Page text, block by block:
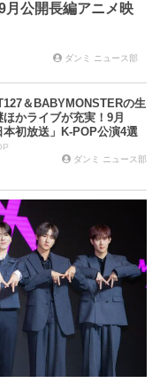
月公開長編アニメ映
ダンミ ニュース部
＆BABYMONSTERの生
ほかライブが充実！9月
本初放送」K-POP公演4選
ダンミ ニュース部